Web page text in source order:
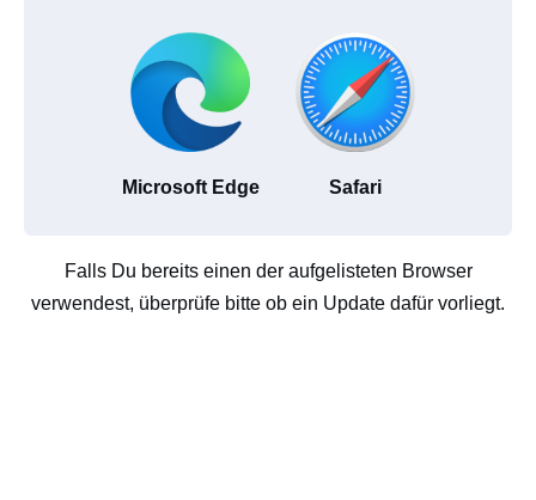
Microsoft Edge Safari
Falls Du bereits einen der aufgelisteten Browser
verwendest, überprüfe bitte ob ein Update dafür vorliegt.